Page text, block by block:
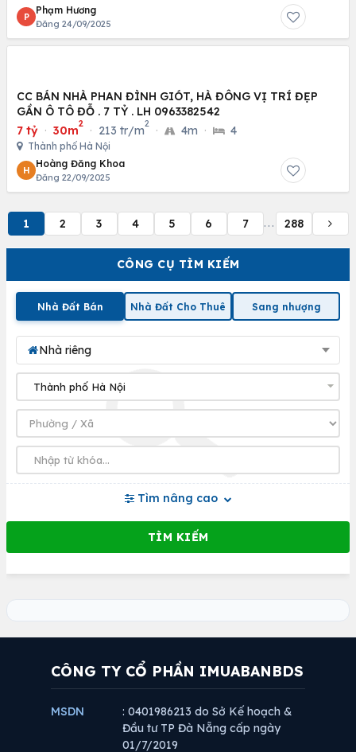
CÔNG CỤ TÌM KIẾM
Nhà Đất Bán Nhà Đất Cho Thuê Sang nhượng
Nhà riêng
Tìm nâng cao
P
Phạm Hương
Đăng 24/09/2025
CC BÁN NHÀ PHAN ĐÌNH GIÓT, HÀ ĐÔNG VỊ TRÍ ĐẸP
GẦN Ô TÔ ĐỖ . 7 TỶ . LH 0963382542
7 tỷ · 30m
2
· 213 tr/m
2
· 4m · 4
Thành phố Hà Nội
H
Hoàng Đăng Khoa
Đăng 22/09/2025
1 2 3 4 5 6 7 ... 288
CÔNG TY CỔ PHẦN IMUABANBDS
MSDN
: 0401986213 do Sở Kế hoạch &
Đầu tư TP Đà Nẵng cấp ngày
01/7/2019